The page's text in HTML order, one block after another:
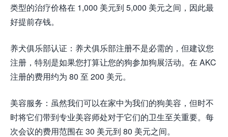
类型的治疗价格在 1,000 美元到 5,000 美元之间，因此最
好提前存钱。
养犬俱乐部认证：养犬俱乐部注册不是必需的，但建议您
注册，特别是如果您打算让您的狗参加狗展活动。在 AKC
注册的费用约为 80 至 200 美元。
美容服务：虽然我们可以在家中为我们的狗美容，但时不
时将它们带到专业美容师处对于它们的卫生至关重要。每
次会议的费用范围在 30 美元到 80 美元之间。